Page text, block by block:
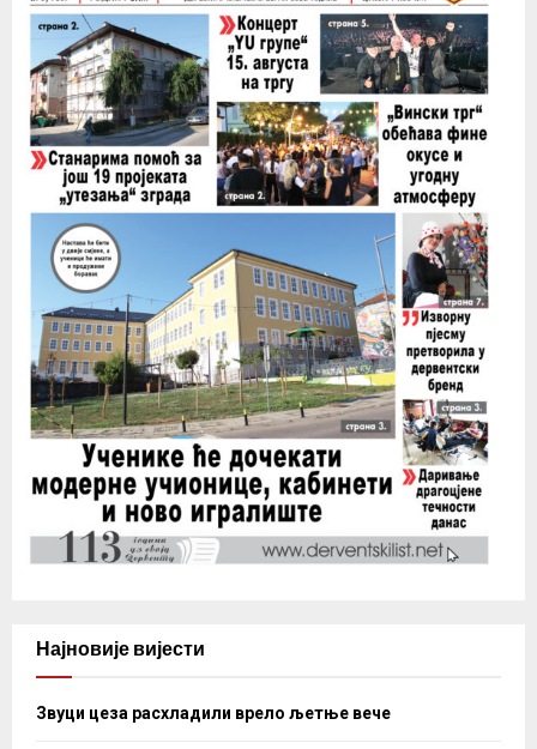
Најновије вијести
Звуци цеза расхладили врело љетње вече